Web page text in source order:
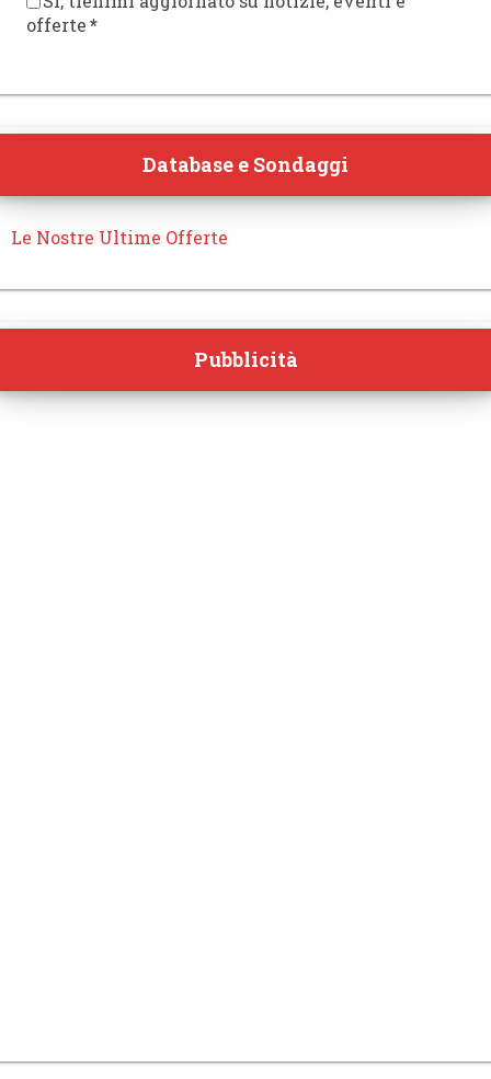
offerte*
Database e Sondaggi
Le Nostre Ultime Offerte
Pubblicità